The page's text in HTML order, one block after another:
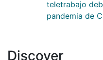
teletrabajo
pandemia de
Discover